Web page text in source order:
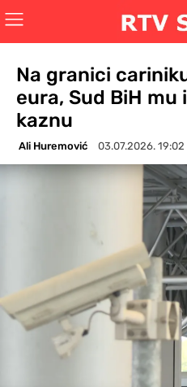
Na granici
eura, Sud BiH
kaznu
Ali Huremović 03.07.2026. 19:02